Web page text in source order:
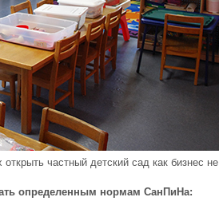
частный детский сад как бизнес не
определенным нормам СанПиНа: